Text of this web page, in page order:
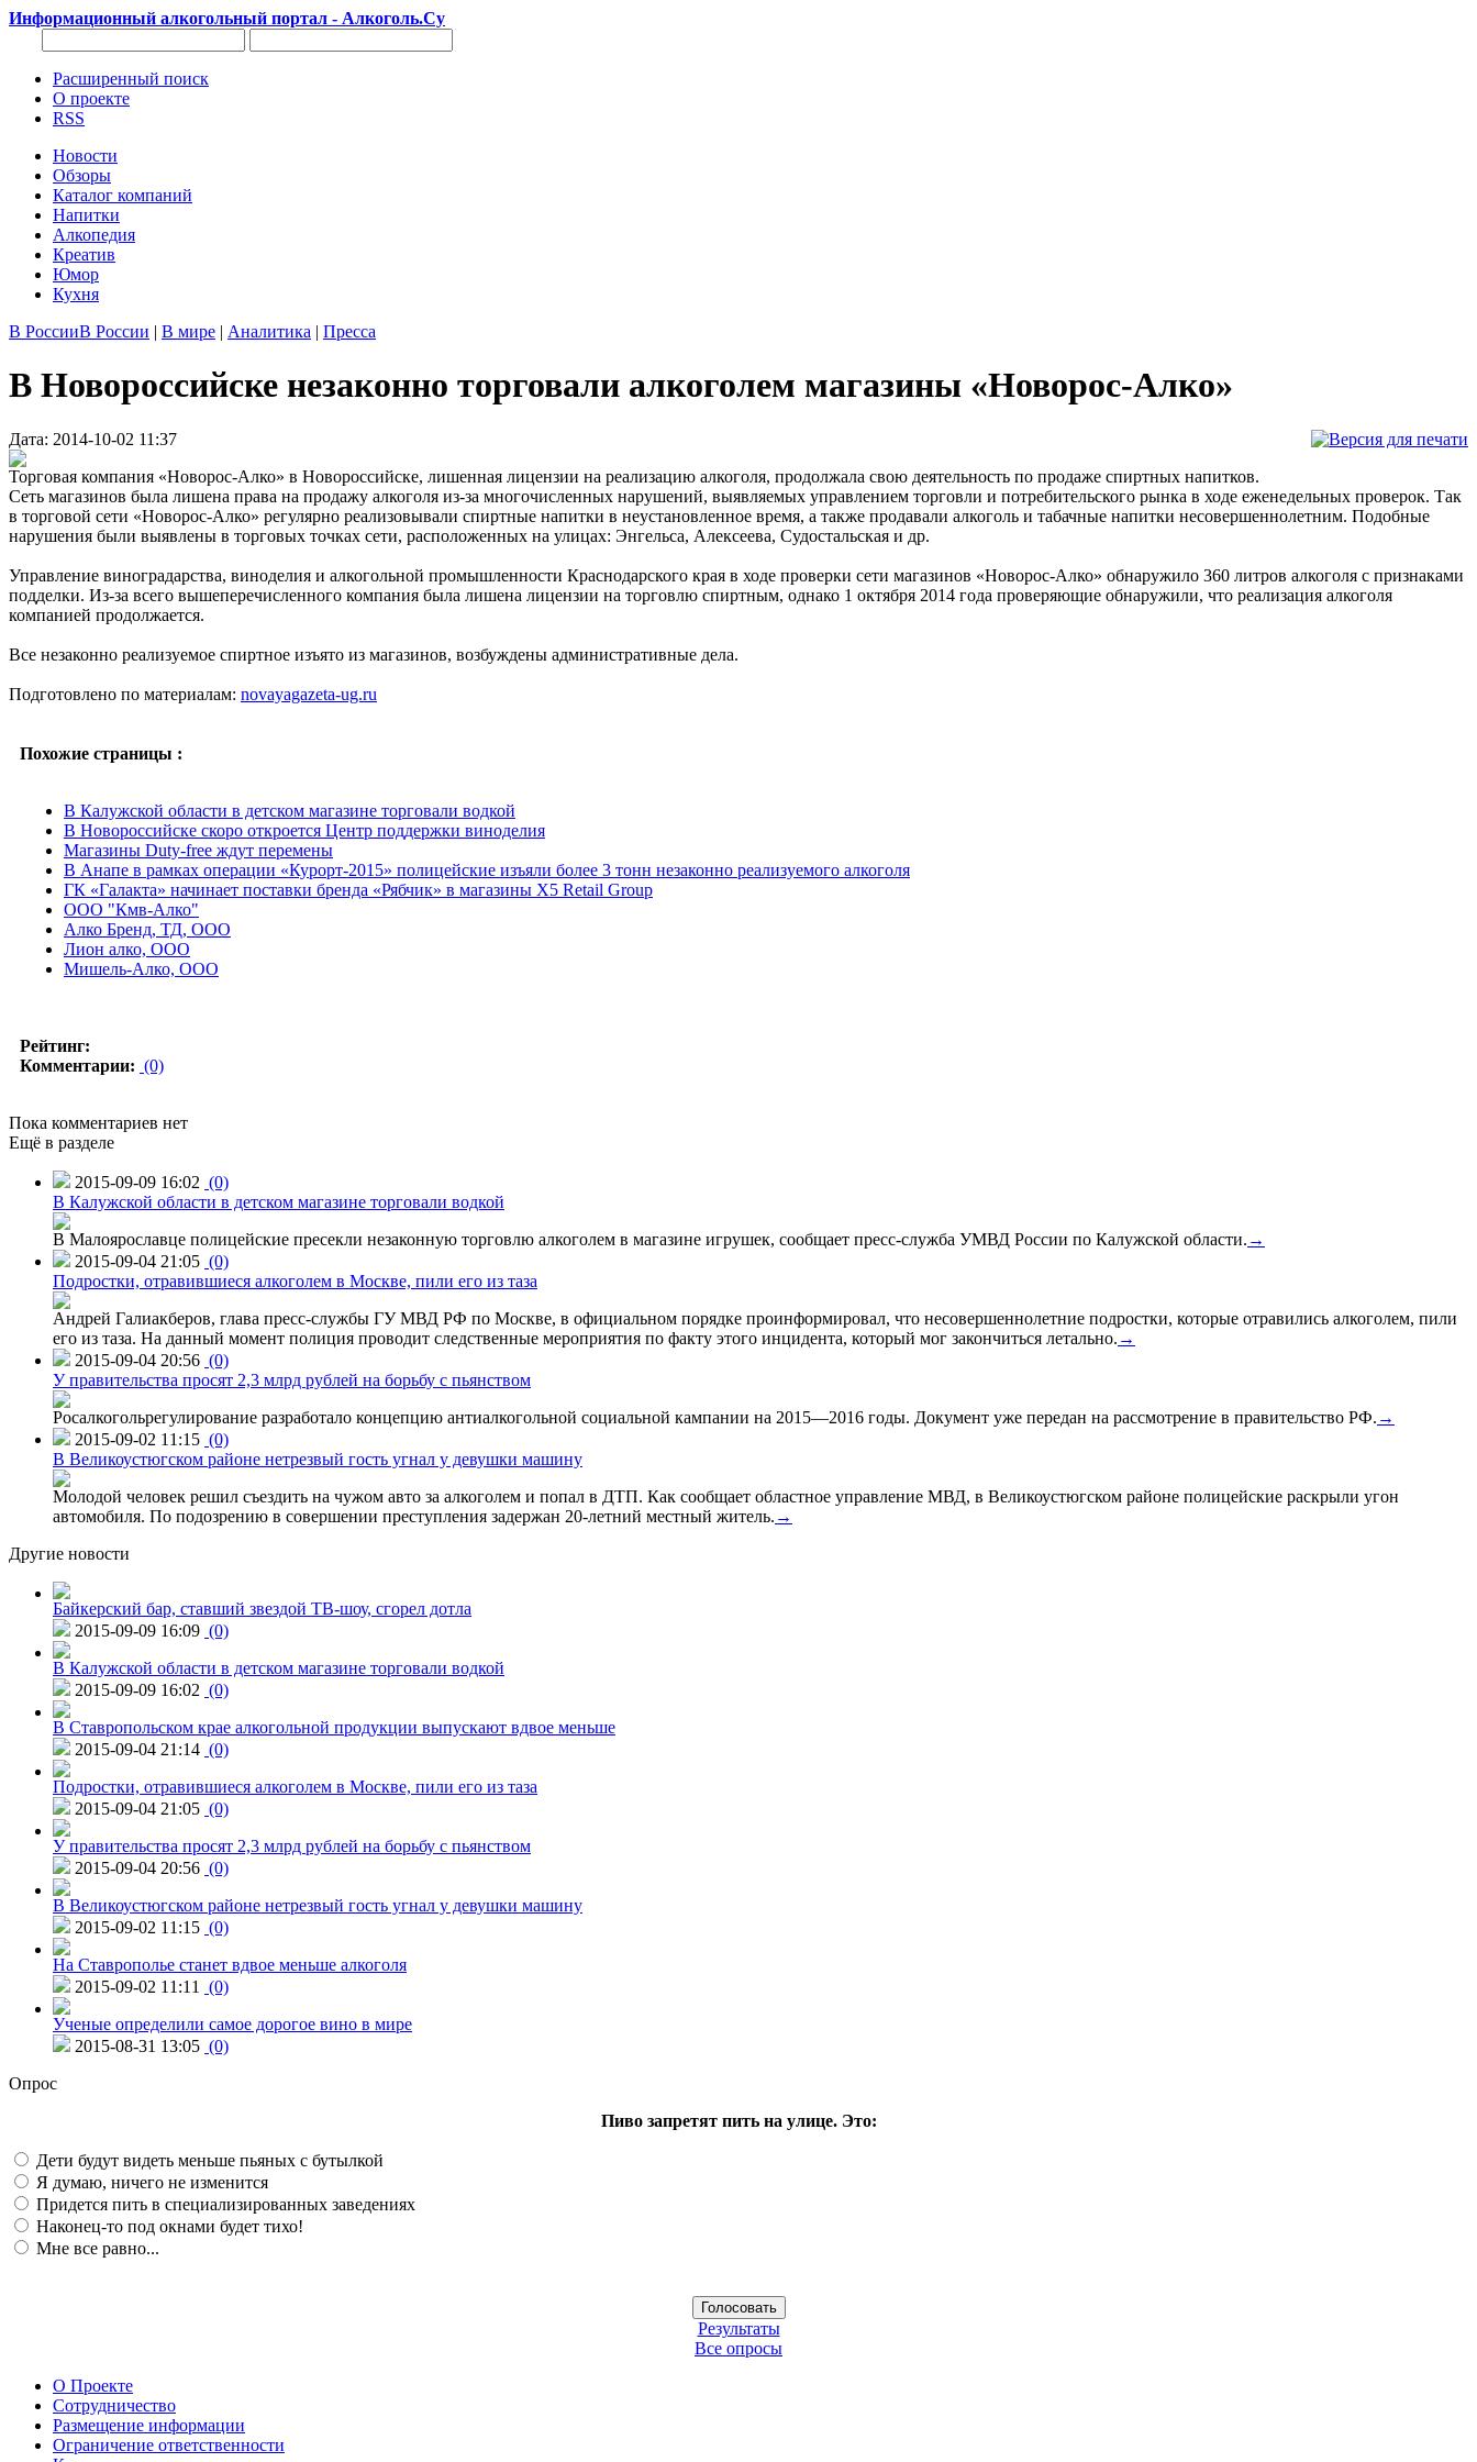
Информационный алкогольный портал - Алкоголь.Су
Расширенный поиск
О проекте
RSS
Новости
Обзоры
Каталог компаний
Напитки
Алкопедия
Креатив
Юмор
Кухня
В РоссииВ России | В мире | Аналитика | Пресса
В Новороссийске незаконно торговали алкоголем магазины «Новорос-Алко»
Дата: 2014-10-02 11:37
Торговая компания «Новорос-Алко» в Новороссийске, лишенная лицензии на реализацию алкоголя, продолжала свою деятельность по продаже спиртных напитков.
Сеть магазинов была лишена права на продажу алкоголя из-за многочисленных нарушений, выявляемых управлением торговли и потребительского рынка в ходе еженедельных проверок. Так
в торговой сети «Новорос-Алко» регулярно реализовывали спиртные напитки в неустановленное время, а также продавали алкоголь и табачные напитки несовершеннолетним. Подобные
нарушения были выявлены в торговых точках сети, расположенных на улицах: Энгельса, Алексеева, Судостальская и др.
Управление виноградарства, виноделия и алкогольной промышленности Краснодарского края в ходе проверки сети магазинов «Новорос-Алко» обнаружило 360 литров алкоголя с признаками
подделки. Из-за всего вышеперечисленного компания была лишена лицензии на торговлю спиртным, однако 1 октября 2014 года проверяющие обнаружили, что реализация алкоголя
компанией продолжается.
Все незаконно реализуемое спиртное изъято из магазинов, возбуждены административные дела.
Подготовлено по материалам: novayagazeta-ug.ru
Похожие страницы :
В Калужской области в детском магазине торговали водкой
В Новороссийске скоро откроется Центр поддержки виноделия
Магазины Duty-free ждут перемены
В Анапе в рамках операции «Курорт-2015» полицейские изъяли более 3 тонн незаконно реализуемого алкоголя
ГК «Галакта» начинает поставки бренда «Рябчик» в магазины X5 Retail Group
ООО "Кмв-Алко"
Алко Бренд, ТД, ООО
Лион алко, ООО
Мишель-Алко, ООО
Рейтинг:
Комментарии: (0)
Пока комментариев нет
Ещё в разделе
2015-09-09 16:02 (0)
В Калужской области в детском магазине торговали водкой
В Малоярославце полицейские пресекли незаконную торговлю алкоголем в магазине игрушек, сообщает пресс-служба УМВД России по Калужской области. →
2015-09-04 21:05 (0)
Подростки, отравившиеся алкоголем в Москве, пили его из таза
Андрей Галиакберов, глава пресс-службы ГУ МВД РФ по Москве, в официальном порядке проинформировал, что несовершеннолетние подростки, которые отравились алкоголем, пили
его из таза. На данный момент полиция проводит следственные мероприятия по факту этого инцидента, который мог закончиться летально. →
2015-09-04 20:56 (0)
У правительства просят 2,3 млрд рублей на борьбу с пьянством
Росалкогольрегулирование разработало концепцию антиалкогольной социальной кампании на 2015—2016 годы. Документ уже передан на рассмотрение в правительство РФ. →
2015-09-02 11:15 (0)
В Великоустюгском районе нетрезвый гость угнал у девушки машину
Молодой человек решил съездить на чужом авто за алкоголем и попал в ДТП. Как сообщает областное управление МВД, в Великоустюгском районе полицейские раскрыли угон
автомобиля. По подозрению в совершении преступления задержан 20-летний местный житель. →
Другие новости
Байкерский бар, ставший звездой ТВ-шоу, сгорел дотла
2015-09-09 16:09 (0)
В Калужской области в детском магазине торговали водкой
2015-09-09 16:02 (0)
В Ставропольском крае алкогольной продукции выпускают вдвое меньше
2015-09-04 21:14 (0)
Подростки, отравившиеся алкоголем в Москве, пили его из таза
2015-09-04 21:05 (0)
У правительства просят 2,3 млрд рублей на борьбу с пьянством
2015-09-04 20:56 (0)
В Великоустюгском районе нетрезвый гость угнал у девушки машину
2015-09-02 11:15 (0)
На Ставрополье станет вдвое меньше алкоголя
2015-09-02 11:11
(0)
Ученые определили самое дорогое вино в мире
2015-08-31 13:05 (0)
Опрос
Пиво запретят пить на улице. Это:
Дети будут видеть меньше пьяных с бутылкой
Я думаю, ничего не изменится
Придется пить в специализированных заведениях
Наконец-то под окнами будет тихо!
Мне все равно...
Результаты
Все опросы
О Проекте
Сотрудничество
Размещение информации
Ограничение ответственности